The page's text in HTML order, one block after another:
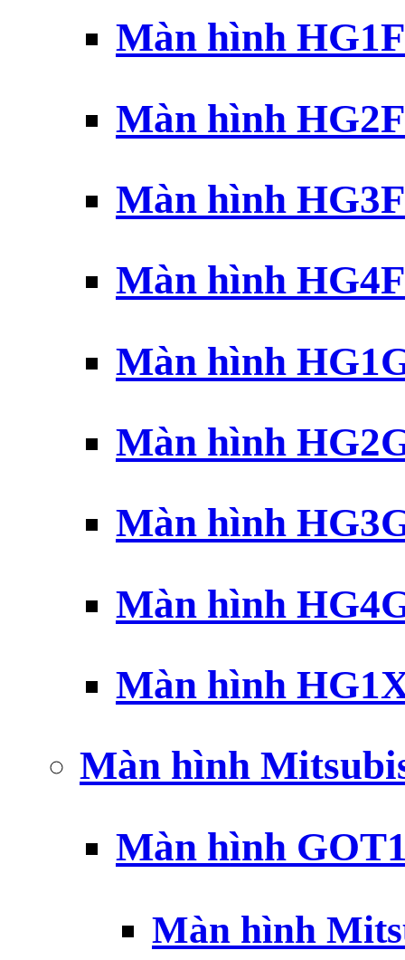
Màn hình
Màn hình
Màn hình
Màn hình
Màn hình
Màn hình
Màn hình
Màn hình
Màn hình
Màn hình
Màn hình
Màn hình